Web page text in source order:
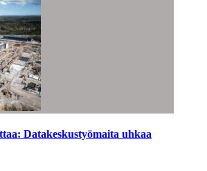
Datakeskustyömaita uhkaa